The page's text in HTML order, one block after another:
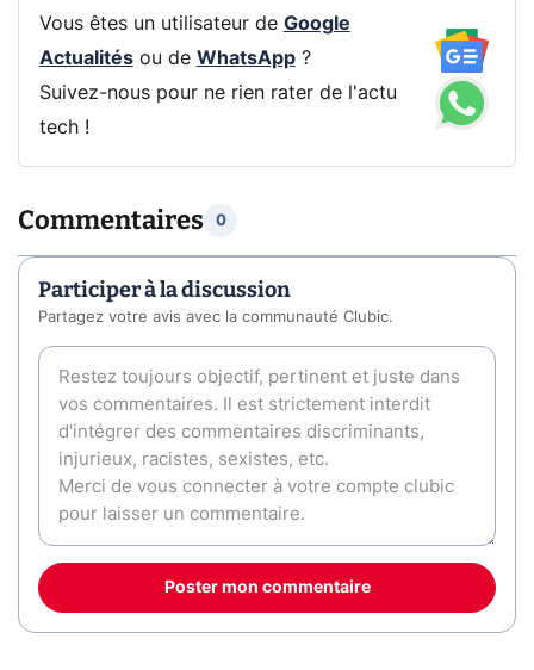
Vous êtes un utilisateur de Google
Actualitésou de WhatsApp?
Suivez-nous pour ne rien rater de l'actu
tech !
Commentaires 0
Participer à la discussion
Partagez votre avis avec la communauté Clubic.
Poster mon commentaire